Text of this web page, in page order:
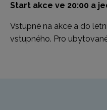
Start akce ve 20:00 a
Vstupné na akce a do
vstupného. Pro